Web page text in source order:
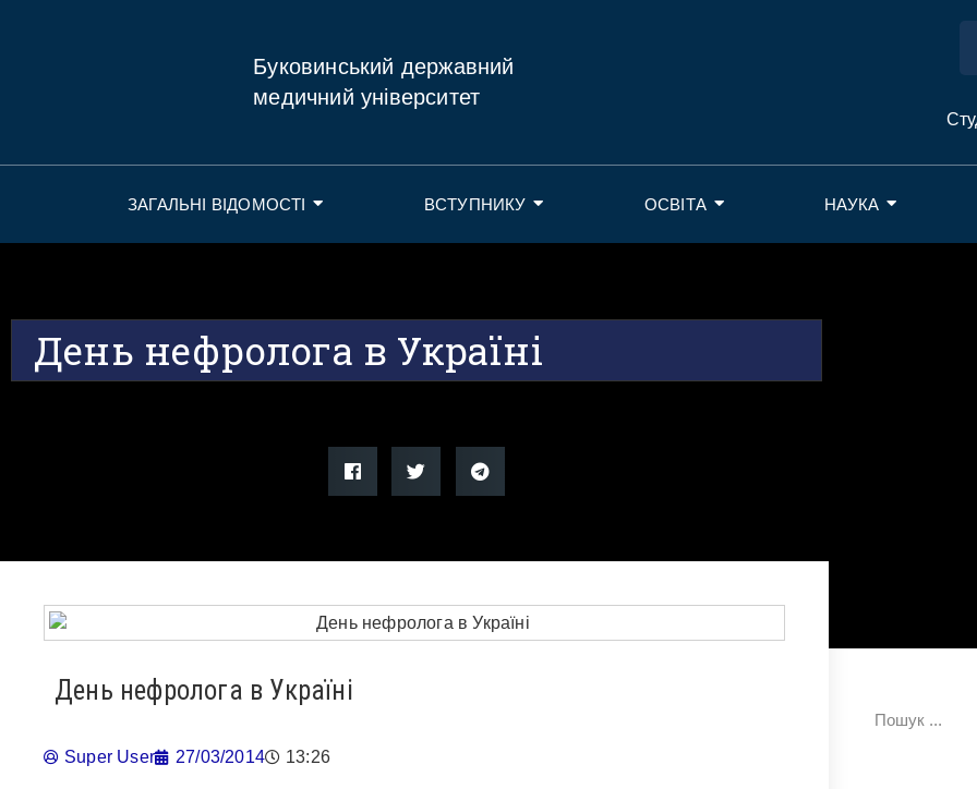
Буковинський державний
медичний університет
ЗАГАЛЬНІ ВІДОМОСТІ ВСТУПНИКУ ОСВІТА НАУКА
День нефролога в Україні
День нефролога в Україні
Super User 27/03/2014 13:26